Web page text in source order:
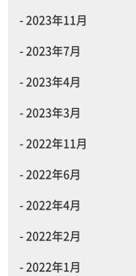
2023年11月
2023年7月
2023年4月
2023年3月
2022年11月
2022年6月
2022年4月
2022年2月
2022年1月